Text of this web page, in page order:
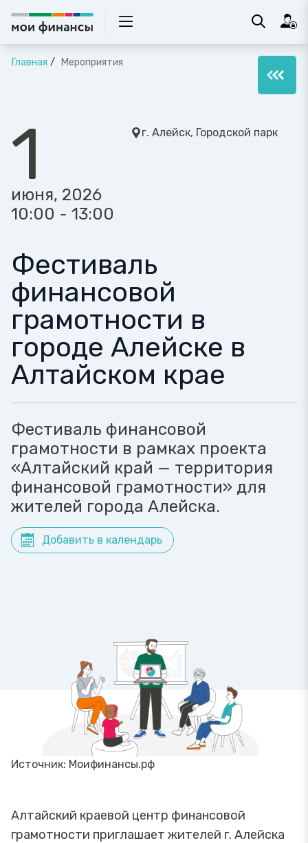
Главная Мероприятия
1
июня, 2026
10:00 - 13:00
г. Алейск, Городской парк
Фестиваль
финансовой
грамотности в
городе Алейске в
Алтайском крае
Фестиваль финансовой
грамотности в рамках проекта
«Алтайский край — территория
финансовой грамотности» для
жителей города Алейска.
Добавить в календарь
Источник: Моифинансы.рф
Алтайский краевой центр финансовой
грамотности приглашает жителей г. Алейска